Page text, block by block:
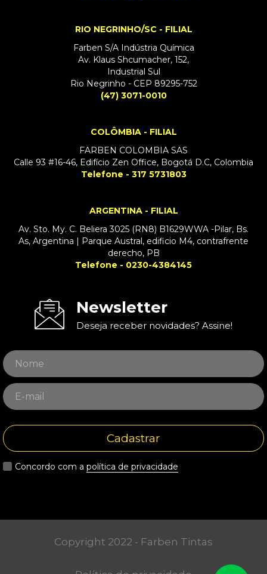
RIO NEGRINHO/SC - FILIAL
Farben S/A Indústria Química
Av. Klaus Shcumacher, 152,
Industrial Sul
Rio Negrinho - CEP 89295-752
(47) 3071-0010
COLÔMBIA - FILIAL
FARBEN COLOMBIA SAS
Calle 93 #16-46, Edifício Zen Office, Bogotá D.C, Colombia
Telefone - 317 5731803
ARGENTINA - FILIAL
Av. Sto. My. C. Beliera 3025 (RN8) B1629WWA -Pilar, Bs.
As, Argentina | Parque Austral, edificio M4, contrafrente
derecho, PB
Telefone - 0230-4384145
Newsletter
Deseja receber novidades? Assine!
Cadastrar
Concordo com a política de privacidade
Copyright 2022 - Farben Tintas